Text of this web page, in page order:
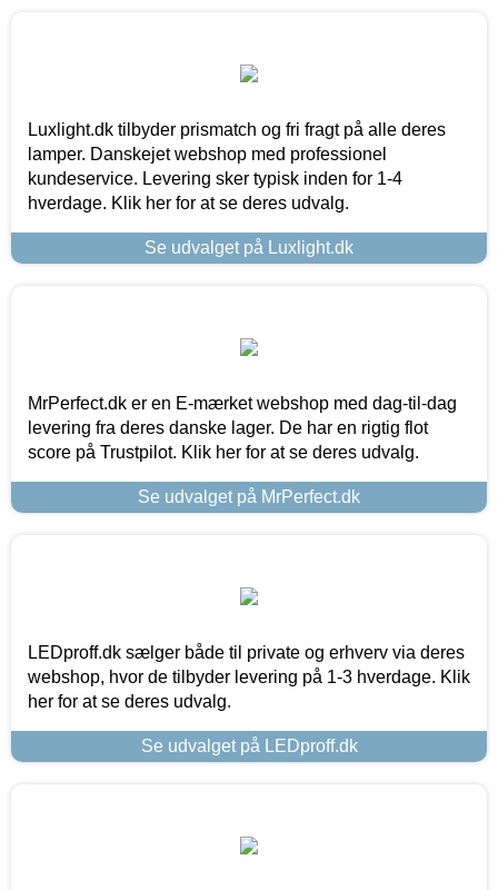
Luxlight.dk tilbyder prismatch og fri fragt på alle deres
lamper. Danskejet webshop med professionel
kundeservice. Levering sker typisk inden for 1-4
hverdage. Klik her for at se deres udvalg.
Se udvalget på Luxlight.dk
MrPerfect.dk er en E-mærket webshop med dag-til-dag
levering fra deres danske lager. De har en rigtig flot
score på Trustpilot. Klik her for at se deres udvalg.
Se udvalget på MrPerfect.dk
LEDproff.dk sælger både til private og erhverv via deres
webshop, hvor de tilbyder levering på 1-3 hverdage. Klik
her for at se deres udvalg.
Se udvalget på LEDproff.dk